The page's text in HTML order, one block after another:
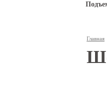
Вы
Главная